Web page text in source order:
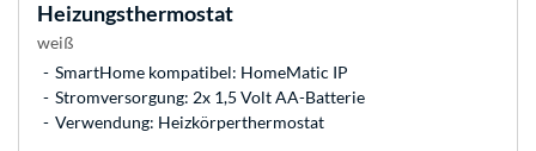
Heizungsthermostat
weiß
SmartHome kompatibel: HomeMatic IP
Stromversorgung: 2x 1,5 Volt AA-Batterie
Verwendung: Heizkörperthermostat